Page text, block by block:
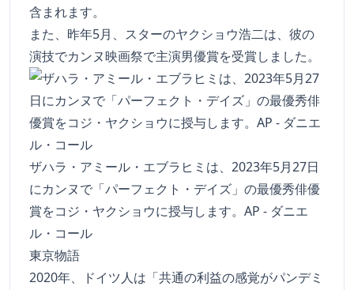
含まれます。
また、昨年5月、スターのヤクショウ浩二は、彼の
演技でカンヌ映画祭で主演男優賞を受賞しました。
ザハラ・アミール・エブラヒミは、2023年5月27日
にカンヌで「パーフェクト・デイズ」の最優秀俳優
賞をコジ・ヤクショウに授与します。AP - ダニエ
ル・コール
東京物語
2020年、ドイツ人は「共通の利益の感覚がパンデミ